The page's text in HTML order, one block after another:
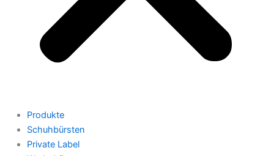
Produkte
Schuhbürsten
Private Label